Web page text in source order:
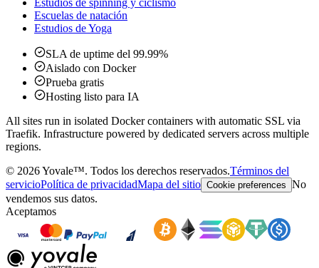
Escuelas de natación
Estudios de Yoga
SLA de uptime del 99.99%
Aislado con Docker
Prueba gratis
Hosting listo para IA
All sites run in isolated Docker containers with automatic SSL via
Traefik. Infrastructure powered by dedicated servers across multiple
regions.
© 2026Yovale™. Todos los derechos reservados.Términos del
servicioPolítica de privacidadMapa del sitio Cookie preferences No
vendemos sus datos.
Aceptamos